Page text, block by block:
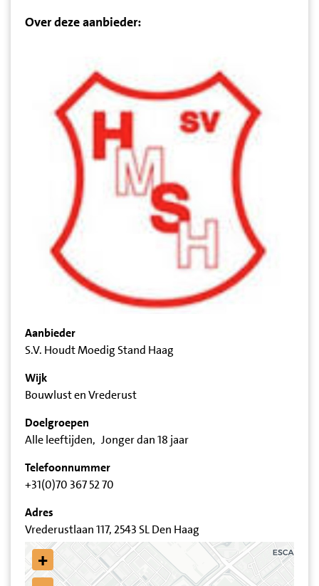
Over deze aanbieder:
Aanbieder
S.V. Houdt Moedig Stand Haag
Wijk
Bouwlust en Vrederust
Doelgroepen
Alle leeftijden
Jonger dan 18 jaar
Telefoonnummer
+31(0)70 367 52 70
Adres
Vrederustlaan 117, 2543 SL Den Haag
+